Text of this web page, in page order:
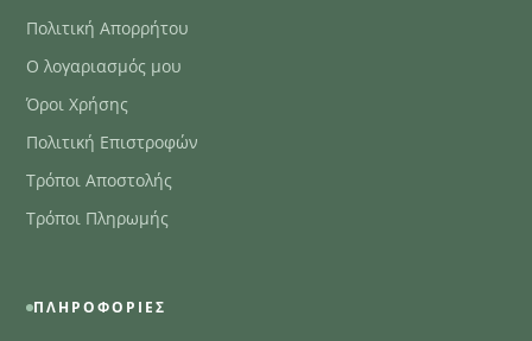
Πολιτική Απορρήτου
Ο λογαριασμός μου
Όροι Χρήσης
Πολιτική Επιστροφών
Τρόποι Αποστολής
Τρόποι Πληρωμής
ΠΛΗΡΟΦΟΡΊΕΣ